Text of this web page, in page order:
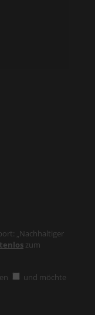
„Nachhaltiger
zum
und möchte